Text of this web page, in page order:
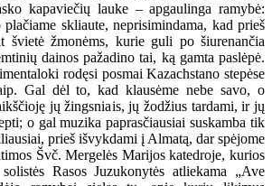
kapaviečių lauke – apgaulinga ramybė:
skliaute, neprisimindama, kad prieš
švietė žmonėms, kurie guli po šiurenančia
dainos pažadino tai, ką gamta paslėpė.
rodęsi posmai Kazachstano stepėse
Gal dėl to, kad klausėme nebe savo, o
jų žingsniais, jų žodžius tardami, ir jų
o gal muzika paprasčiausiai suskamba tik
prieš išvykdami į Almatą, dar spėjome
Švč. Mergelės Marijos katedroje, kurios
Rasos Juzukonytės atliekama „Ave